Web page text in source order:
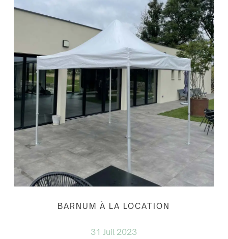
BARNUM À LA LOCATION
31 Juil 2023